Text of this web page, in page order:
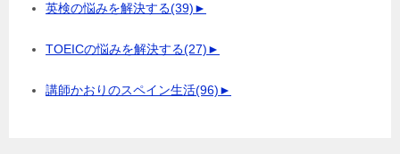
英検の悩みを解決する(39)►
TOEICの悩みを解決する(27)►
講師かおりのスペイン生活(96)►